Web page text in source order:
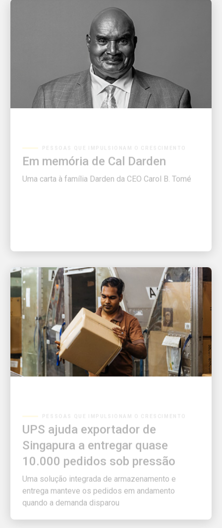
Em memória de Cal Darden
Uma carta à família Darden da CEO Carol B. Tomé
UPS ajuda exportador de
Singapura a entregar quase
10.000 pedidos sob pressão
Uma solução integrada de armazenamento e
entrega manteve os pedidos em andamento
quando a demanda disparou